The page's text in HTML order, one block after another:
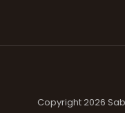
Copyright 2026